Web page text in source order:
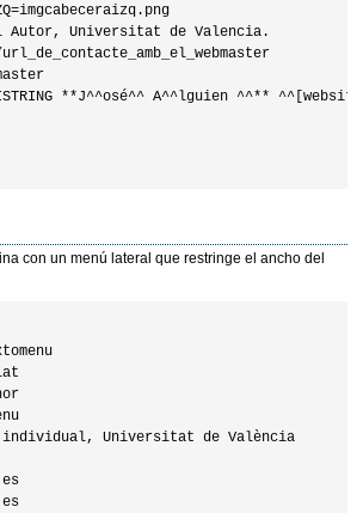
El Autor, Universitat de Valencia.
url_de_contacte_amb_el_webmaster
**J^^osé^^ A^^lguien ^^**
con un menú lateral que restringe el ancho del
individual, Universitat de València